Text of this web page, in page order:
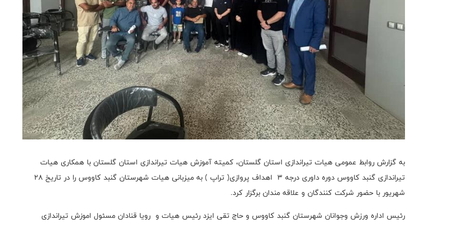
به گزارش روابط عمومی هیات تیراندازی استان گلستان، کمیته آموزش هیات تیراندازی استان گلستان با همکاری هیات
تیراندازی گنبد کاووس دوره داوری درجه ۳ اهداف پروازی( تراپ ) به میزبانی هیات شهرستان گنبد کاووس را در تاریخ ۲۸
شهریور با حضور شرکت کنندگان و علاقه مندان برگزار کرد.
رئیس اداره ورزش و‌جوانان شهرستان گنبد کاووس و حاج تقی ایزد رئیس هیات و رویا قنادان مسئول اموزش تیراندازی